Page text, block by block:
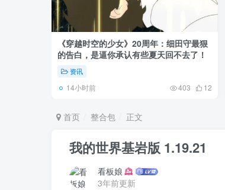
《穿越时空的少女》20周年：细田守最狠
的告白，是逼你承认有些夏天回不去了！
资讯
14小时前 403 12
首页 整合包 正文
我的世界基岩版 1.19.21
看板娘
3年前更新